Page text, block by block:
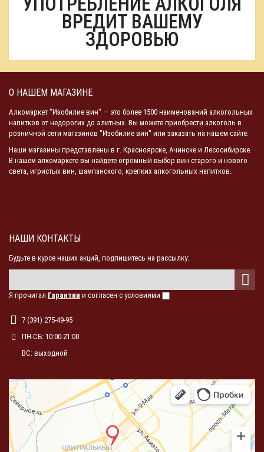
ВРЕДИТ ВАШЕМУ
ЗДОРОВЬЮ
О НАШЕМ МАГАЗИНЕ
Алкомаркет "Изобилие вин" — это более 1500 наименований алкогольных
напитков от недорогих до элитных. Вы можете приобрести алкоголь в
розничной сети магазинов "Изобилие вин" или заказать на нашем сайте.
Наши магазины представлены в г. Красноярске, Ачинске и Лесосибирске.
В нашем алкомаркете вы найдете огромный выбор вин старого и нового
света, игристых вин, шампанского, крепких алкогольных напитков.
НАШИ КОНТАКТЫ
Будьте в курсе наших акций, подпишитесь на рассылку:
Я прочитал Гарантии и согласен с условиями
7 (391) 275-49-95
ПН-СБ: 10:00-21:00
ВС: выходной